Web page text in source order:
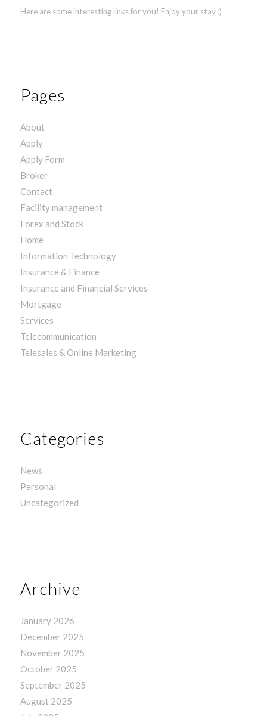
Here are some interesting links for you! Enjoy your stay :)
Pages
About
Apply
Apply Form
Broker
Contact
Facility management
Forex and Stock
Home
Information Technology
Insurance & Finance
Insurance and Financial Services
Mortgage
Services
Telecommunication
Telesales & Online Marketing
Categories
News
Personal
Uncategorized
Archive
January 2026
December 2025
November 2025
October 2025
September 2025
August 2025